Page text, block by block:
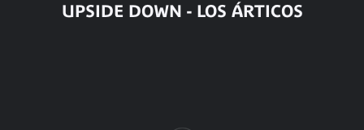
UPSIDE DOWN - LOS ÁRTICOS